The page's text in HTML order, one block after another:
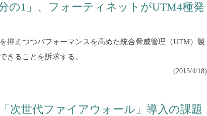
の1」、フォーティネットがUTM4種発
抑えつつパフォーマンスを高めた統合脅威管理（UTM）製
きることを訴求する。
(2013/4/18)
次世代ファイアウォール」導入の課題